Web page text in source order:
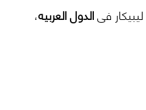
ليبيكار فىالدول العربيه،